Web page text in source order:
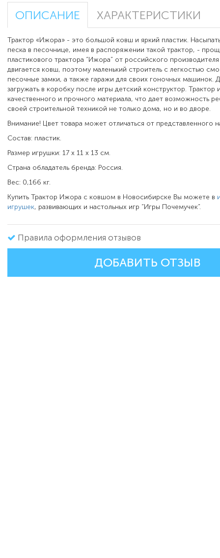
ОПИСАНИЕ ХАРАКТЕРИСТИКИ
Трактор «Ижора» - это большой ковш и яркий пластик.
песка в песочнице, имея в распоряжении такой трактор, -
пластикового трактора “Ижора” от российского
двигается ковш, поэтому маленький строитель с легкостью
песочные замки, а также гаражи для своих гоночных
загружать в коробку после игры детский конструктор. Трактор
качественного и прочного материала, что дает возможность
своей строительной техникой не только дома, но и во дворе.
Внимание! Цвет товара может отличаться от представленного
Состав: пластик.
Размер игрушки: 17 х 11 х 13 см.
Страна обладатель бренда: Россия.
Вес: 0,166 кг.
Купить Трактор Ижора с ковшом в Новосибирске Вы можете в
игрушек, развивающих и настольных игр “Игры Почемучек”.
Правила оформления отзывов
ДОБАВИТЬ ОТЗЫВ